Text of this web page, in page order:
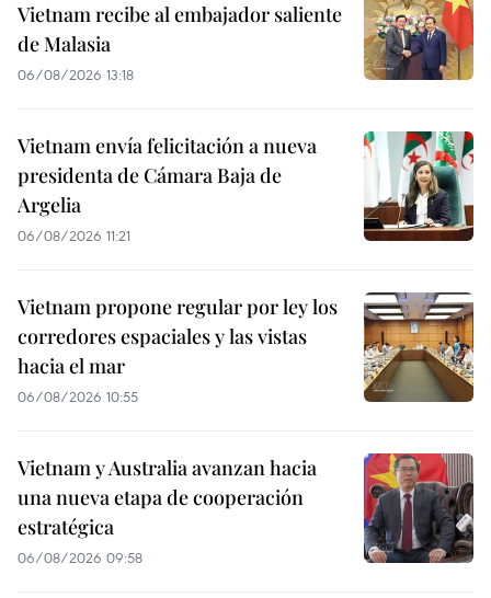
Vietnam recibe al embajador saliente
de Malasia
06/08/2026 13:18
Vietnam envía felicitación a nueva
presidenta de Cámara Baja de
Argelia
06/08/2026 11:21
Vietnam propone regular por ley los
corredores espaciales y las vistas
hacia el mar
06/08/2026 10:55
Vietnam y Australia avanzan hacia
una nueva etapa de cooperación
estratégica
06/08/2026 09:58